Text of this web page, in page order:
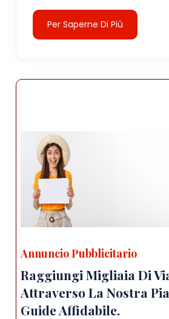
Per Saperne Di Più
Annuncio Pubblicitario
Raggiungi Migliaia Di
Attraverso La Nostra
Guide Affidabile.